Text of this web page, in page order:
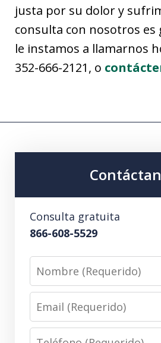
justa por su dolor y
consulta con nosotros es
le instamos a llamarnos
352-666-2121, o
Consulta gratuita
866-608-5529
Nombre
(Requerido)
Email
(Requerido)
Teléfono